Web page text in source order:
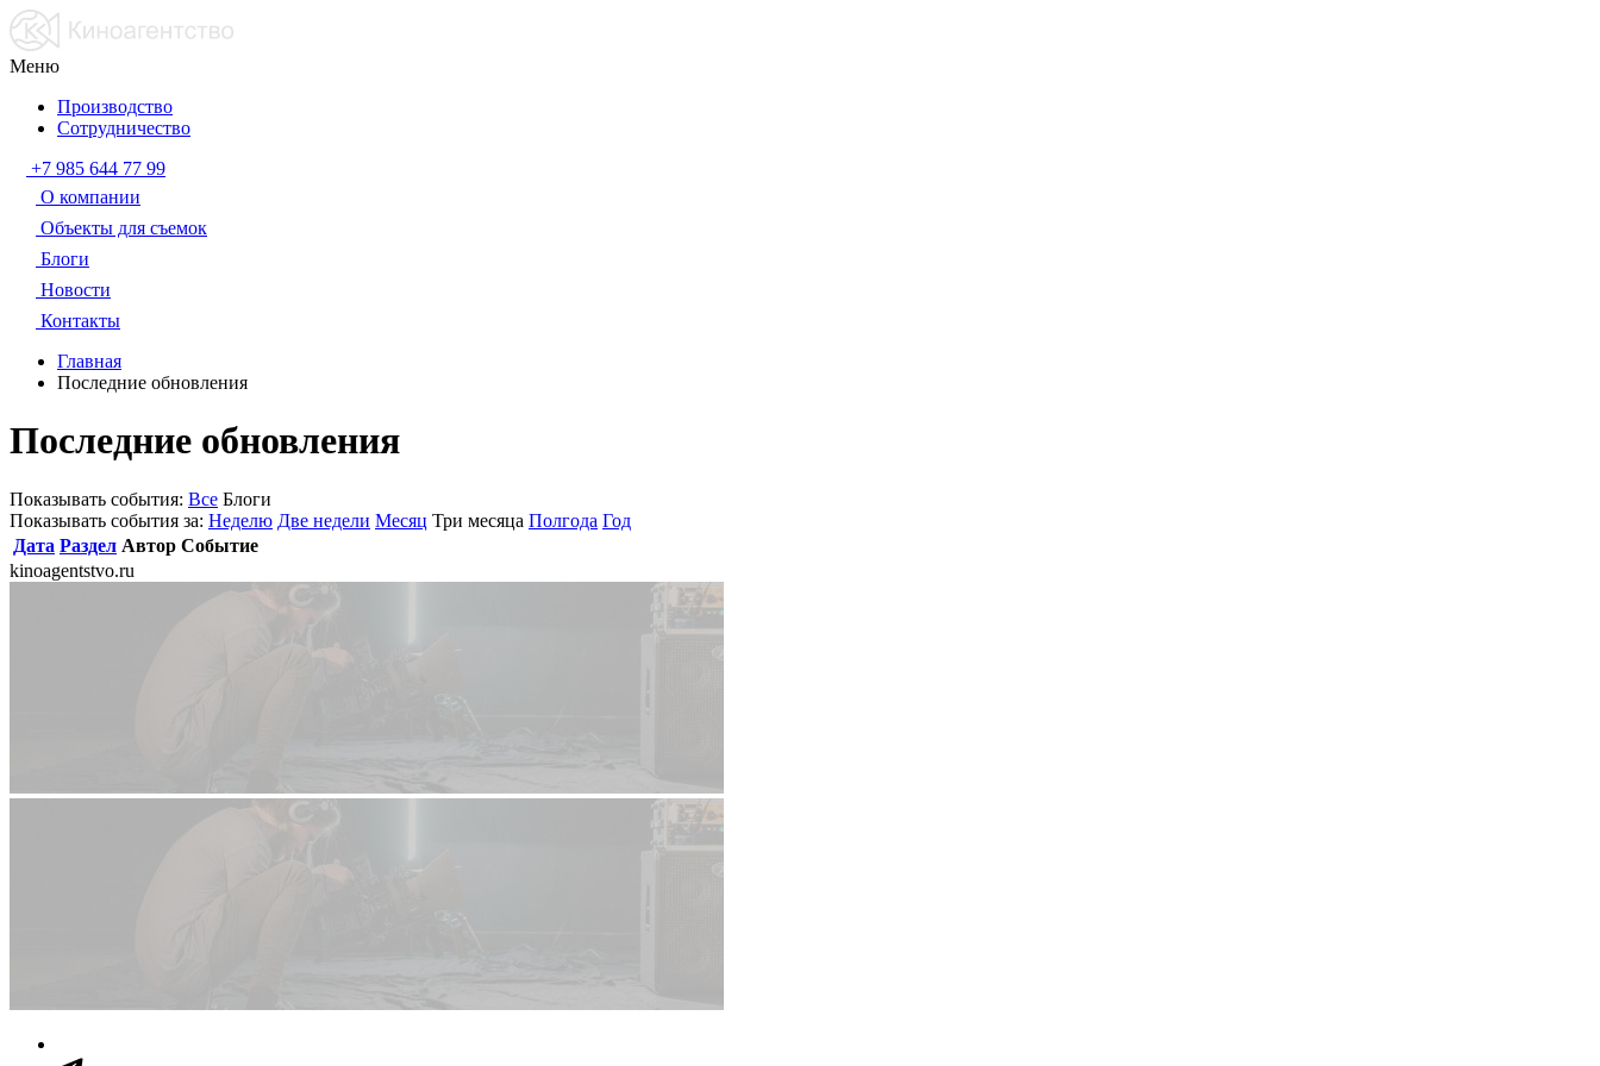
Меню
Производство
Сотрудничество
+7 985 644 77 99
О компании
Объекты для съемок
Блоги
Новости
Контакты
Главная
Последние обновления
Последние обновления
Показывать события: Все Блоги
Показывать события за: Неделю Две недели Месяц Три месяца Полгода Год
Дата Раздел Автор Событие
kinoagentstvo.ru